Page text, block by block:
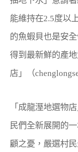
能維持在2.5度以
的魚蝦貝也是安
得到最新鮮的產
店」（
「成龍溼地選物
民們全新展開的
顧之憂，嚴選村